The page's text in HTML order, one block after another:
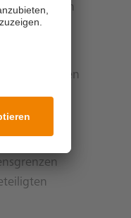
gehandelten
Protokoll
offenen
das
dem